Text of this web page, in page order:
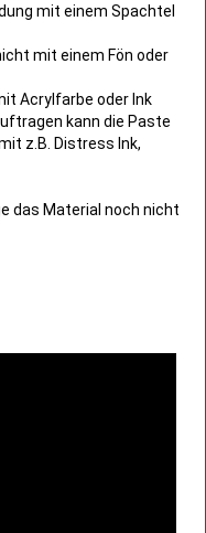
mit einem Spachtel
mit einem Fön oder
Acrylfarbe oder Ink
kann die Paste
z.B. Distress Ink,
das Material noch nicht